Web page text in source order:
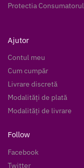
Protectia
Ajutor
Contul meu
Cum cumpăr
Livrare discretă
Modalități de plată
Modalități de livrare
Follow
Facebook
Twitter